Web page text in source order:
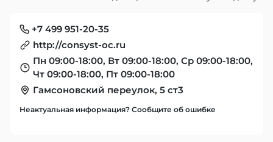
+7 499 951-20-35
http://consyst-oc.ru
Пн 09:00-18:00, Вт 09:00-18:00, Ср 09:00-18:00,
Чт 09:00-18:00, Пт 09:00-18:00
Гамсоновский переулок, 5 ст3
Неактуальная информация? Сообщите об ошибке